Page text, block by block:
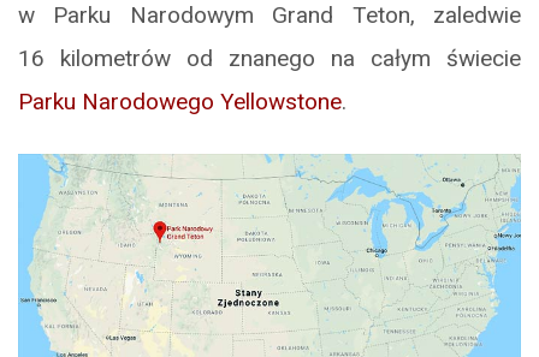
w Parku Narodowym Grand Teton, zaledwie
16 kilometrów od znanego na całym świecie
Parku Narodowego Yellowstone.